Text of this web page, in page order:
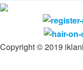
Copyright © 2019